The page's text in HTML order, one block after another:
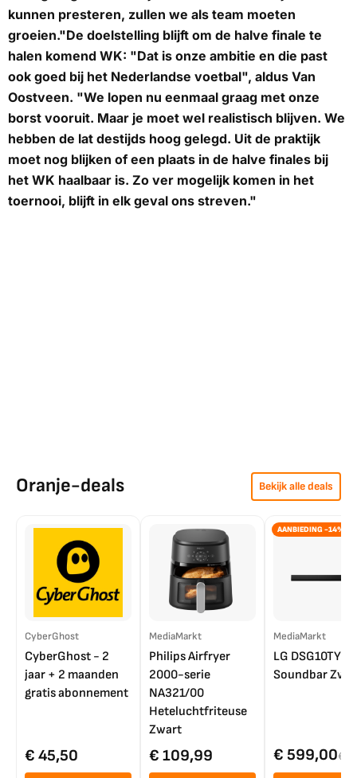
kunnen presteren, zullen we als team moeten
groeien."De doelstelling blijft om de halve finale te
halen komend WK: "Dat is onze ambitie en die past
ook goed bij het Nederlandse voetbal", aldus Van
Oostveen. "We lopen nu eenmaal graag met onze
borst vooruit. Maar je moet wel realistisch blijven. We
hebben de lat destijds hoog gelegd. Uit de praktijk
moet nog blijken of een plaats in de halve finales bij
het WK haalbaar is. Zo ver mogelijk komen in het
toernooi, blijft in elk geval ons streven."
Oranje-deals Bekijk alle deals
CyberGhost
CyberGhost - 2
jaar + 2 maanden
gratis abonnement
€ 45,50
MediaMarkt
Philips Airfryer
2000-serie
NA321/00
Heteluchtfriteuse
Zwart
€ 109,99
AANBIEDING -14%
MediaMarkt
LG DSG10TY
Soundbar
€ 599,00€